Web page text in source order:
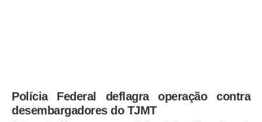
Polícia Federal deflagra operação contra
desembargadores do TJMT